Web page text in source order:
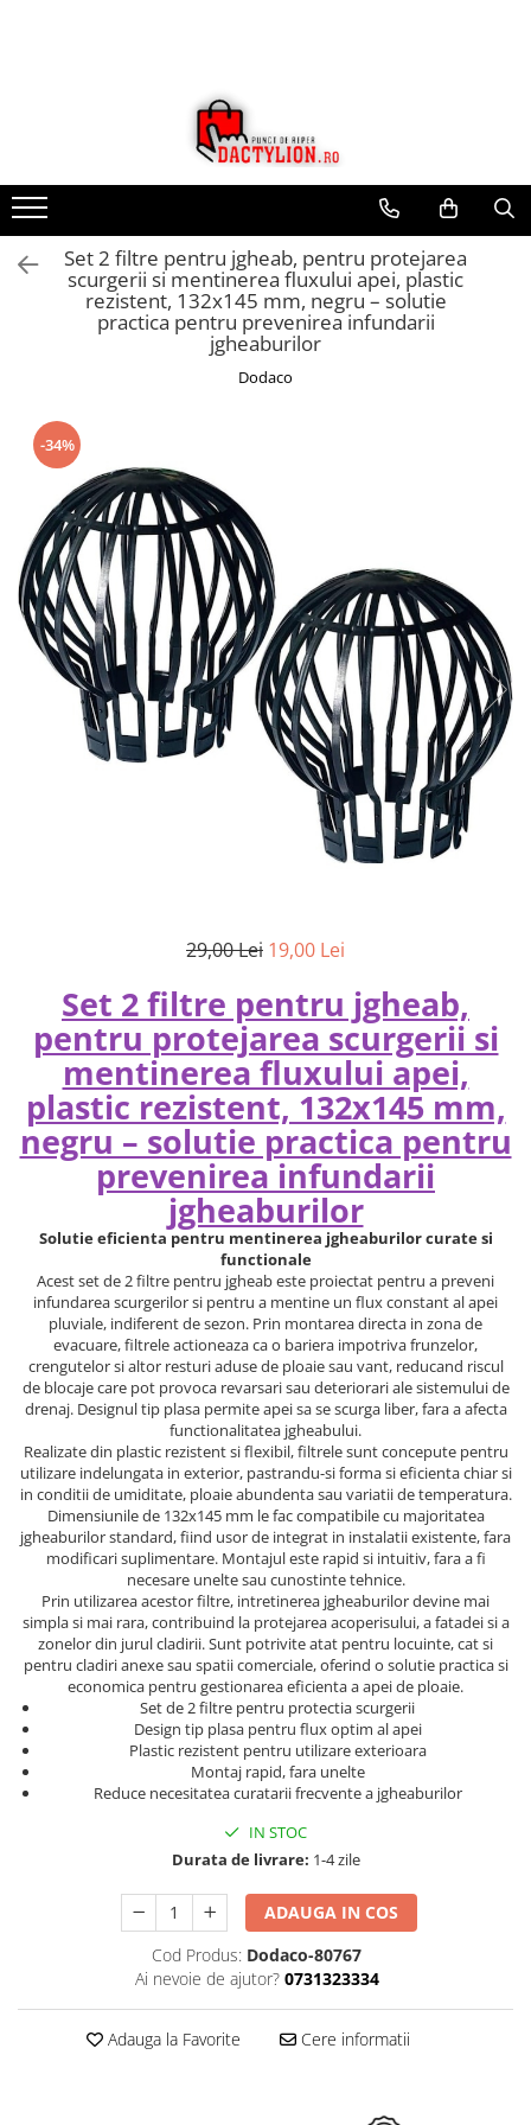
Set 2 filtre pentru jgheab, pentru protejarea
scurgerii si mentinerea fluxului apei, plastic
rezistent, 132x145 mm, negru – solutie
practica pentru prevenirea infundarii
jgheaburilor
Dodaco
-34%
29,00 Lei 19,00 Lei
Set 2 filtre pentru jgheab,
pentru protejarea scurgerii si
mentinerea fluxului apei,
plastic rezistent, 132x145 mm,
negru – solutie practica pentru
prevenirea infundarii
jgheaburilor
Solutie eficienta pentru mentinerea jgheaburilor curate si
functionale
Acest set de 2 filtre pentru jgheab este proiectat pentru a preveni
infundarea scurgerilor si pentru a mentine un flux constant al apei
pluviale, indiferent de sezon. Prin montarea directa in zona de
evacuare, filtrele actioneaza ca o bariera impotriva frunzelor,
crengutelor si altor resturi aduse de ploaie sau vant, reducand riscul
de blocaje care pot provoca revarsari sau deteriorari ale sistemului de
drenaj. Designul tip plasa permite apei sa se scurga liber, fara a afecta
functionalitatea jgheabului.
Realizate din plastic rezistent si flexibil, filtrele sunt concepute pentru
utilizare indelungata in exterior, pastrandu-si forma si eficienta chiar si
in conditii de umiditate, ploaie abundenta sau variatii de temperatura.
Dimensiunile de 132x145 mm le fac compatibile cu majoritatea
jgheaburilor standard, fiind usor de integrat in instalatii existente, fara
modificari suplimentare. Montajul este rapid si intuitiv, fara a fi
necesare unelte sau cunostinte tehnice.
Prin utilizarea acestor filtre, intretinerea jgheaburilor devine mai
simpla si mai rara, contribuind la protejarea acoperisului, a fatadei si a
zonelor din jurul cladirii. Sunt potrivite atat pentru locuinte, cat si
pentru cladiri anexe sau spatii comerciale, oferind o solutie practica si
economica pentru gestionarea eficienta a apei de ploaie.
Set de 2 filtre pentru protectia scurgerii
Design tip plasa pentru flux optim al apei
Plastic rezistent pentru utilizare exterioara
Montaj rapid, fara unelte
Reduce necesitatea curatarii frecvente a jgheaburilor
IN STOC
Durata de livrare: 1-4 zile
ADAUGA IN COS
Cod Produs: Dodaco-80767
Ai nevoie de ajutor? 0731323334
Adauga la Favorite Cere informatii